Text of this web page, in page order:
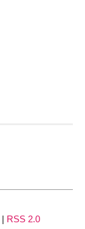
| RSS 2.0